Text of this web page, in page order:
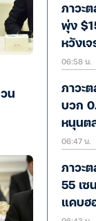
น
ภาวะ
พุ่ง
หวังเ
06:58 น.
ภาวะ
บวก
หนุนต
06:47 น.
ภาวะ
55 เซ
แคบฮ